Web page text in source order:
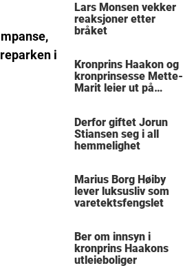
i
Lars Monsen vekker
reaksjoner etter
bråket
Kronprins Haakon og
kronprinsesse Mette-
Marit leier ut på
Derfor giftet Jorun
Stiansen seg i all
hemmelighet
Marius Borg Høiby
lever luksusliv som
varetektsfengslet
Ber om innsyn i
kronprins Haakons
utleieboliger